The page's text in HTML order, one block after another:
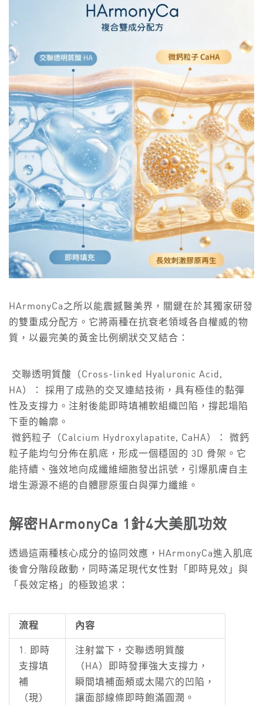
HArmonyCa之所以能震撼醫美界，關鍵在於其獨家研發
的雙重成分配方。它將兩種在抗衰老領域各自權威的物
質，以最完美的黃金比例網狀交叉結合：
交聯透明質酸（Cross-linked Hyaluronic Acid,
HA）： 採用了成熟的交叉連結技術，具有極佳的黏彈
性及支撐力。注射後能即時填補軟組織凹陷，撐起塌陷
下垂的輪廓。
微鈣粒子（Calcium Hydroxylapatite, CaHA）： 微鈣
粒子能均勻分佈在肌底，形成一個穩固的 3D 骨架。它
能持續、強效地向成纖維細胞發出訊號，引爆肌膚自主
增生源源不絕的自體膠原蛋白與彈力纖維。
解密HArmonyCa 1針4大美肌功效
透過這兩種核心成分的協同效應，HArmonyCa進入肌底
後會分階段啟動，同時滿足現代女性對「即時見效」與
「長效定格」的極致追求：
流程 內容
1. 即時
支撐填
補
（現）
注射當下，交聯透明質酸
（HA）即時發揮強大支撐力，
瞬間填補面頰或太陽穴的凹陷，
讓面部線條即時飽滿圓潤。